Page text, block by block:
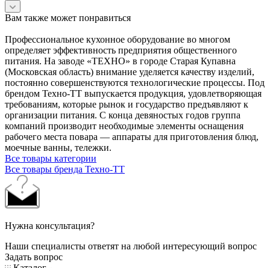
Вам также может понравиться
Профессиональное кухонное оборудование во многом
определяет эффективность предприятия общественного
питания. На заводе «ТЕХНО» в городе Старая Купавна
(Московская область) внимание уделяется качеству изделий,
постоянно совершенствуются технологические процессы. Под
брендом Техно-ТТ выпускается продукция, удовлетворяющая
требованиям, которые рынок и государство предъявляют к
организации питания. С конца девяностых годов группа
компаний производит необходимые элементы оснащения
рабочего места повара — аппараты для приготовления блюд,
моечные ванны, тележки.
Все товары категории
Все товары бренда Техно-ТТ
Нужна консультация?
Наши специалисты ответят на любой интересующий вопрос
Задать вопрос